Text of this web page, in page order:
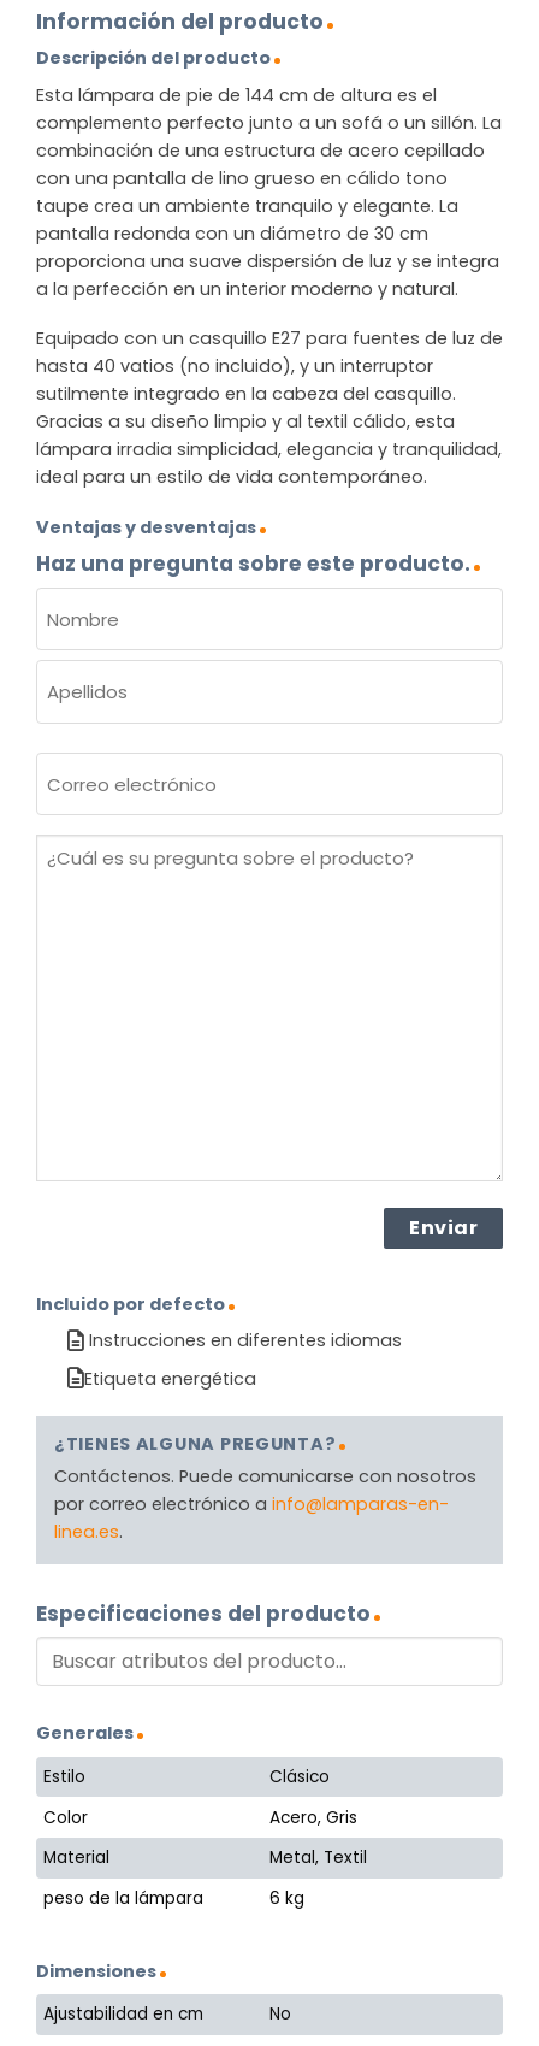
Información del producto
Descripción del producto
Esta lámpara de pie de 144 cm de altura es el
complemento perfecto junto a un sofá o un sillón. La
combinación de una estructura de acero cepillado
con una pantalla de lino grueso en cálido tono
taupe crea un ambiente tranquilo y elegante. La
pantalla redonda con un diámetro de 30 cm
proporciona una suave dispersión de luz y se integra
a la perfección en un interior moderno y natural.
Equipado con un casquillo E27 para fuentes de luz de
hasta 40 vatios (no incluido), y un interruptor
sutilmente integrado en la cabeza del casquillo.
Gracias a su diseño limpio y al textil cálido, esta
lámpara irradia simplicidad, elegancia y tranquilidad,
ideal para un estilo de vida contemporáneo.
Ventajas y desventajas
Haz una pregunta sobre este producto.
(OBLIGATORIO)
Nombre
electrónico
¿Cuál
Incluido por defecto
Instrucciones en diferentes idiomas
Etiqueta energética
¿TIENES ALGUNA PREGUNTA?
Contáctenos. Puede comunicarse con nosotros
por correo electrónico a info@lamparas-en-
linea.es.
Especificaciones del producto
Generales
Estilo
Clásico
Color
Acero, Gris
Material
Metal, Textil
peso de la lámpara
6 kg
Dimensiones
Ajustabilidad en cm No